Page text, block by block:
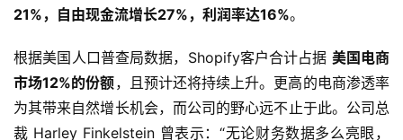
21%，自由现金流增长27%，利润率达16%。
根据美国人口普查局数据，Shopify客户合计占据 美国电商
市场12%的份额，且预计还将持续上升。更高的电商渗透率
为其带来自然增长机会，而公司的野心远不止于此。公司总
裁 Harley Finkelstein 曾表示：“无论财务数据多么亮眼，